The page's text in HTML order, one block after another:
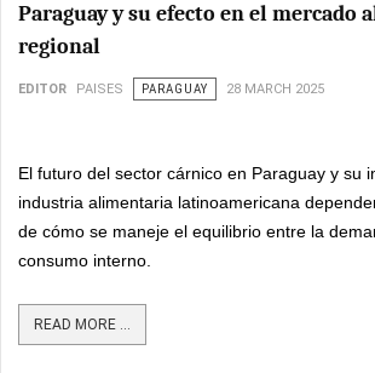
Paraguay y su efecto en el mercado
regional
EDITOR PAISES PARAGUAY 28 MARCH 2025
El futuro del sector cárnico en Paraguay y su
industria alimentaria latinoamericana
de cómo se maneje el equilibrio entre la
consumo interno.
READ MORE ...